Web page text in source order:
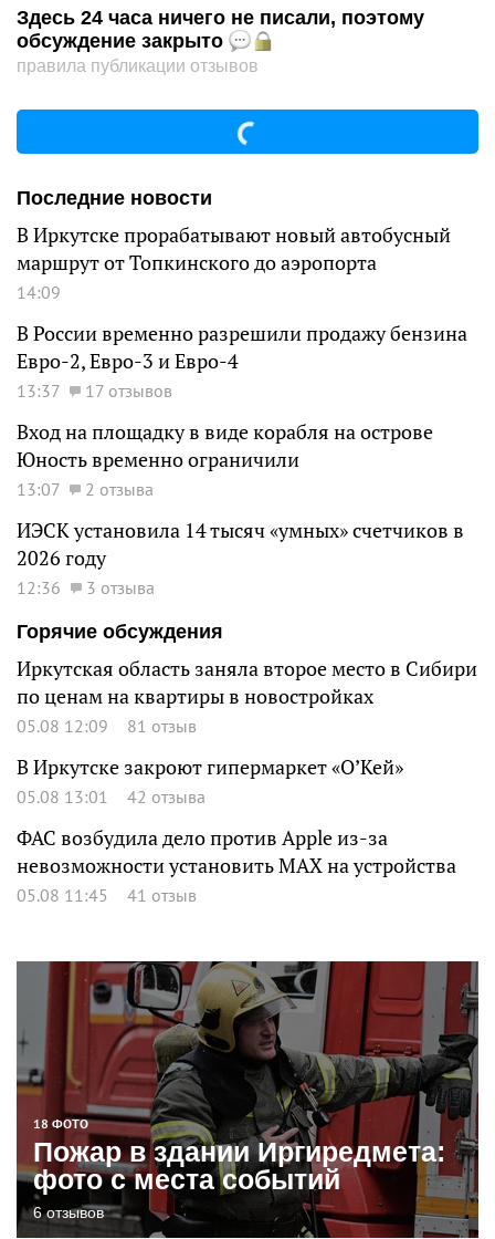
Здесь 24 часа ничего не писали, поэтому
обсуждение закрыто
правила публикации отзывов
Последние новости
В Иркутске прорабатывают новый автобусный
маршрут от Топкинского до аэропорта
14:09
В России временно разрешили продажу бензина
Евро-2, Евро-3 и Евро-4
13:37 17 отзывов
Вход на площадку в виде корабля на острове
Юность временно ограничили
13:07 2 отзыва
ИЭСК установила 14 тысяч «умных» счетчиков в
2026 году
12:36
3 отзыва
Горячие обсуждения
Иркутская область заняла второе место в Сибири
по ценам на квартиры в новостройках
05.08 12:09 81 отзыв
В Иркутске закроют гипермаркет «О’Кей»
05.08 13:01 42 отзыва
ФАС возбудила дело против Apple из-за
невозможности установить MAX на устройства
05.08 11:45 41 отзыв
18 ФОТО
Пожар в здании Иргиредмета:
фото с места событий
6 отзывов